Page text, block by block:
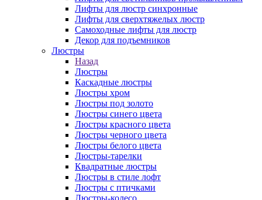
Лифты для люстр синхронные
Лифты для сверхтяжелых люстр
Самоходные лифты для люстр
Декор для подъемников
Люстры
Назад
Люстры
Каскадные люстры
Люстры хром
Люстры под золото
Люстры синего цвета
Люстры красного цвета
Люстры черного цвета
Люстры белого цвета
Люстры-тарелки
Квадратные люстры
Люстры в стиле лофт
Люстры с птичками
Люстры-колесо